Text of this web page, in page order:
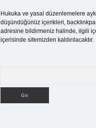
Hukuka ve yasal düzenlemelere
düşündüğünüz içerikleri,
adresine bildirmeniz halinde, ilgili
içerisinde sitemizden kaldırılacaktır.